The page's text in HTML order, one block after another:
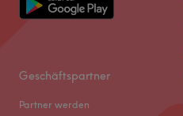
Geschäftspartner
Partner werden